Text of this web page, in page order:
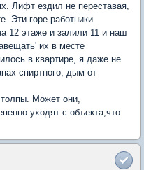
Лифт ездил не переставая,
Эти горе работники
12 этаже и залили 11 и наш
их в месте
в квартире, я даже не
спиртного, дым от
Может они,
уходят с объекта,что